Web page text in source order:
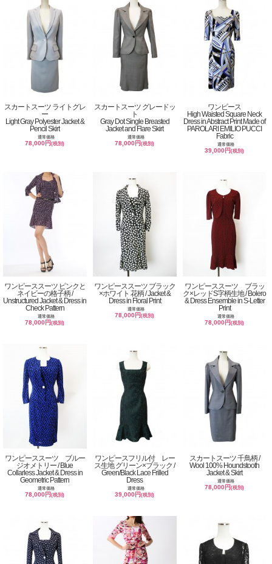
スカートスーツ ライトグレ
ー
Light Gray Polyester Jacket &
Pencil Skirt
通常価格
78,000円(税別)
スカートスーツ グレードッ
ト
Gray Dot Single Breasted
Jacket and Flare Skirt
通常価格
78,000円(税別)
ワンピース
High Waisted Square Neck
Dress in Abstract Print Made of
PAROLARI EMILIO PUCCI
Fabric
通常価格
39,000円(税別)
ワンピーススーツ ピンクと
ネイビーの格子柄 /
Unstructured Jacket & Dress in
Check Pattern
通常価格
78,000円(税別)
ワンピーススーツ ブラック
×ホワイト 花柄 / Jacket &
Dress in Floral Print
通常価格
78,000円(税別)
ワンピーススーツ ブラッ
ク×レッドS字柄生地 / Bolero
& Dress Ensemble in S-Letter
Print
通常価格
78,000円(税別)
ワンピーススーツ ブルー
ジオメトリー / Blue
Collarless Jacket & Dress in
Geometric Pattern
通常価格
78,000円(税別)
ワンピースフリル付 レー
ス生地 グリーン×ブラック /
Green/Black Lace Frilled
Dress
通常価格
39,000円(税別)
スカートスーツ 千鳥柄 /
Wool 100% Houndstooth
Jacket & Skirt
通常価格
78,000円(税別)